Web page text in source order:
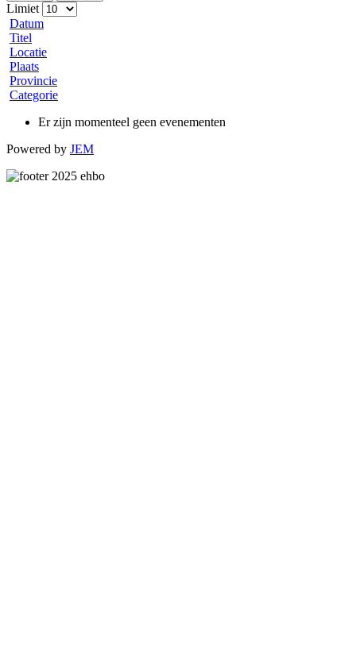
Limiet
Datum
Titel
Locatie
Plaats
Provincie
Categorie
Er zijn momenteel geen evenementen
Powered by JEM